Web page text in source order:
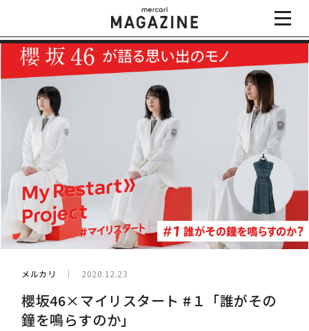
メルカリ 2020.12.23
櫻坂46×マイリスタート #１「誰がその
鐘を鳴らすのか」